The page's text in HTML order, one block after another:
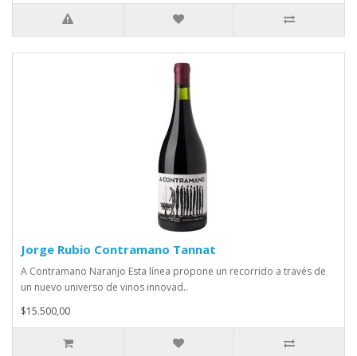
Jorge Rubio Contramano Tannat
A Contramano Naranjo Esta línea propone un recorrido a través de
un nuevo universo de vinos innovad..
$15.500,00